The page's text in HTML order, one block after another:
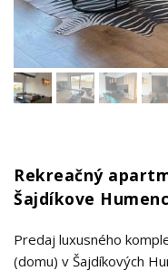
Rekreačný
Šajdíkove
Predaj luxusného
(domu) v Šajdíkových